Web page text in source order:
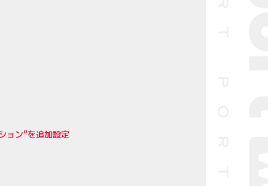
ョン”を追加設定